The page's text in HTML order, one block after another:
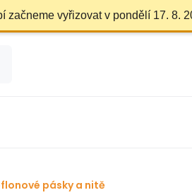
vyřizovat v pondělí 17. 8.
pásky a nitě